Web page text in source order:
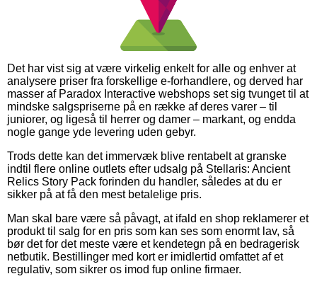
Det har vist sig at være virkelig enkelt for alle og enhver at
analysere priser fra forskellige e-forhandlere, og derved har
masser af Paradox Interactive webshops set sig tvunget til at
mindske salgspriserne på en række af deres varer – til
juniorer, og ligeså til herrer og damer – markant, og endda
nogle gange yde levering uden gebyr.
Trods dette kan det immervæk blive rentabelt at granske
indtil flere online outlets efter udsalg på Stellaris: Ancient
Relics Story Pack forinden du handler, således at du er
sikker på at få den mest betalelige pris.
Man skal bare være så påvagt, at ifald en shop reklamerer et
produkt til salg for en pris som kan ses som enormt lav, så
bør det for det meste være et kendetegn på en bedragerisk
netbutik. Bestillinger med kort er imidlertid omfattet af et
regulativ, som sikrer os imod fup online firmaer.